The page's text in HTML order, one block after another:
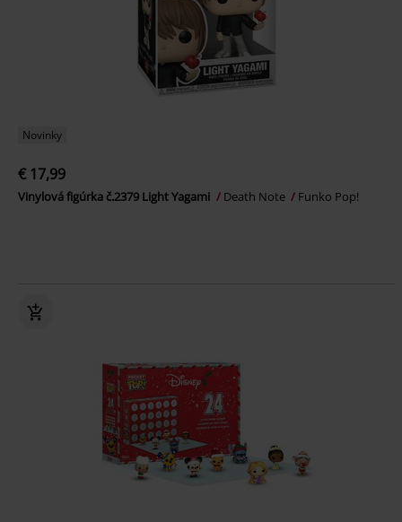
Novinky
€ 17,99
Vinylová figúrka č.2379 Light Yagami Death Note Funko Pop!